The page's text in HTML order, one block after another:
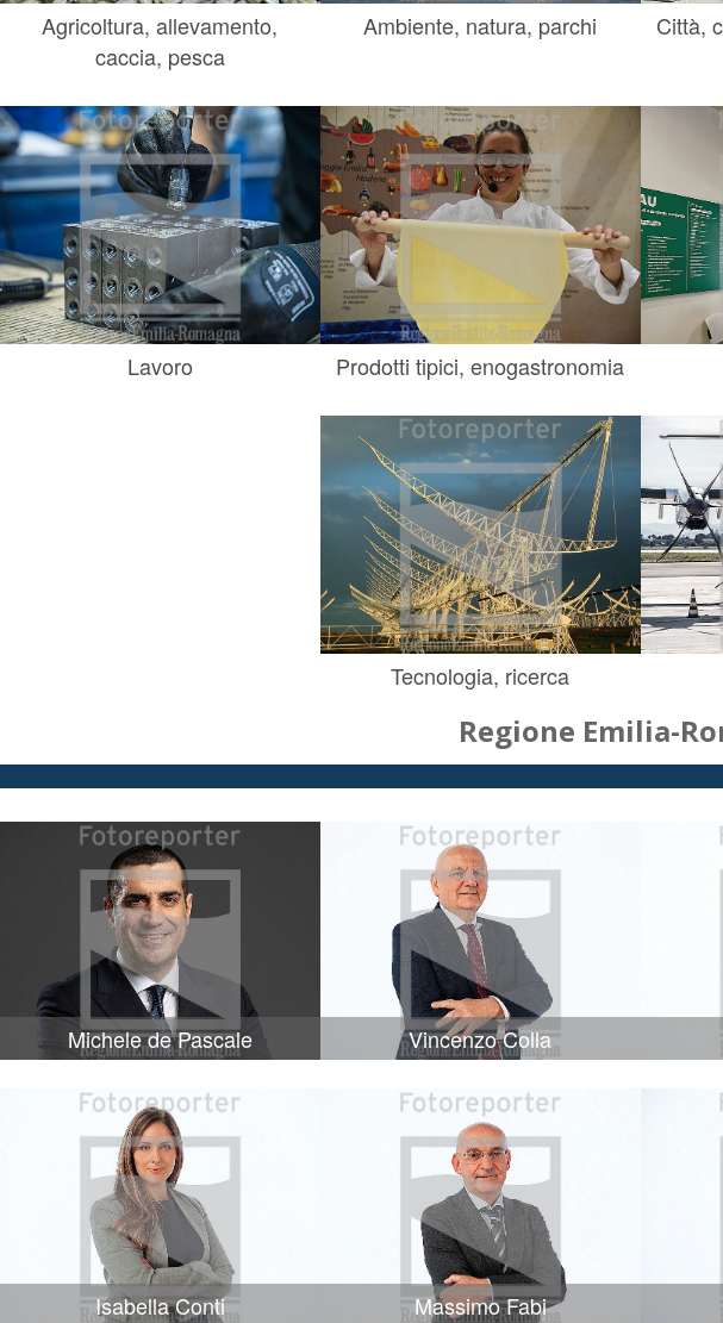
Agricoltura, allevamento,
caccia, pesca
Ambiente, natura, parchi Città,
Lavoro Prodotti tipici, enogastronomia
Tecnologia, ricerca
Regione Emilia-
Michele de Pascale Vincenzo Colla
Isabella Conti Massimo Fabi